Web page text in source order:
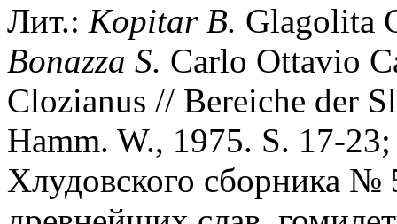
Лит.: Kopitar B. Glagolita
Bonazza S. Carlo Ottavio
Clozianus // Bereiche der
Hamm. W., 1975. S. 17-
Хлудовского сборника №